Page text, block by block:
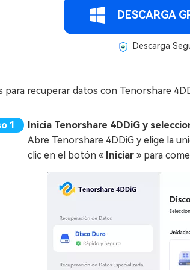
DESCARGA
Descarga
para recuperar datos con Tenorshare
Inicia Tenorshare 4DDiG y
Abre Tenorshare 4DDiG y elige la
clic en el botón « Iniciar » para